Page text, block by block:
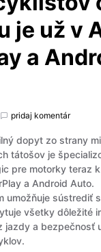
je už v
a
pridaj komentár
dopyt zo strany
tátošov je
pre motorky teraz
a Android Auto.
umožňuje sústrediť
všetky dôležité
jazdy a bezpečnosť